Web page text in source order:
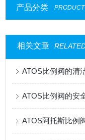
产品分类
相关文章
ATOS比例阀的清
ATOS比例阀的安
ATOS阿托斯比例